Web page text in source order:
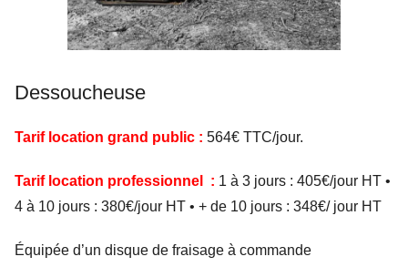
Dessoucheuse
Tarif location grand public : 564€ TTC/jour.
Tarif location professionnel : 1 à 3 jours : 405€/jour HT •
4 à 10 jours : 380€/jour HT • + de 10 jours : 348€/ jour HT
Équipée d’un disque de fraisage à commande